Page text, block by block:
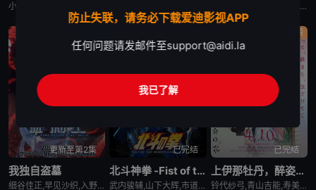
永濑安奈,江口拓也,高桥李依,福山润,岛崎信长,小林千晃,阿座上洋平,山下诚一郎,盐野瑛久,寺杣昌纪,大塚明夫
更新至第2集
我独自盗墓
细谷佳正,早见沙织,入野自由,诹访部顺一
已完结
北斗神拳 -Fist of the North Star-
武内骏辅,山下大辉,市道真央
剧情
已完结
上伊那牡丹，醉姿如百合
铃代纱弓,青山吉能,寿美菜子,天海由梨奈,富田美忧,河濑茉希
防止失联，请务必下载爱迪影视APP
任何问题请发邮件至support@aidi.la
我已了解